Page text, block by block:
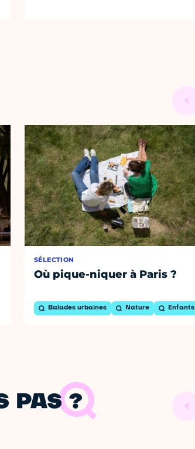
SÉLECTION
Où pique-niquer à Paris ?
Balades urbaines Nature Enfants
PAS ?